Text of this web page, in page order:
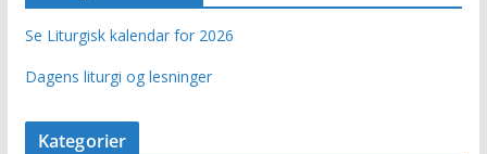
Se Liturgisk kalendar for 2026
Dagens liturgi og lesninger
Kategorier